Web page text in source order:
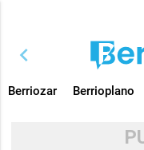
chevron_left
Berriozar Berrioplano